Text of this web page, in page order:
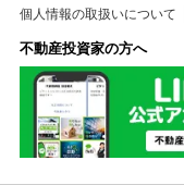
個人情報の取扱いについて
不動産投資家の方へ